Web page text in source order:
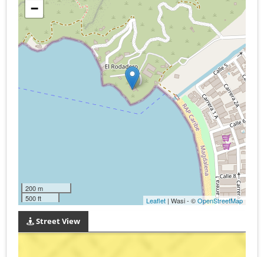
−
200 m
500 ft
Leaflet | Wasi - ©OpenStreetMap
Street View